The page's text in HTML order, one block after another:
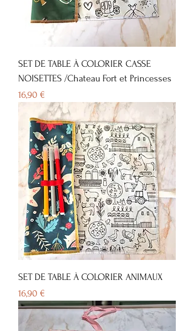
SET DE TABLE À COLORIER CASSE
NOISETTES /Chateau Fort et Princesses
Prix
16,90 €
SET DE TABLE À COLORIER ANIMAUX
Prix
16,90 €